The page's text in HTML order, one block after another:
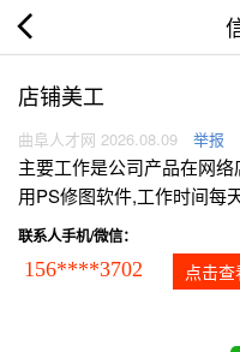
店铺美工
曲阜人才网 2026.08.09 举报
主要工作是公司产品在网
用PS修图软件,工作时间每
联系人手机/微信：
156****3702 点击